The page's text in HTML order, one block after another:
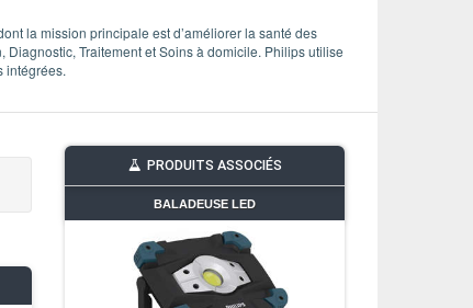
la mission principale est d’améliorer la santé des
Traitement et Soins à domicile. Philips utilise
intégrées.
PRODUITS ASSOCIÉS
BALADEUSE LED